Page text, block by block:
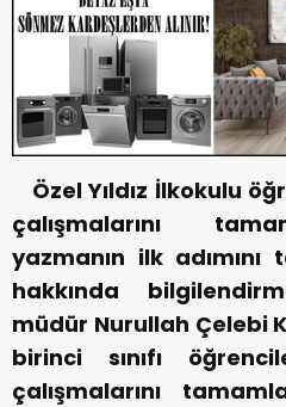
Özel Yıldız İlkokulu
çalışmalarını
yazmanın ilk
hakkında
müdür Nurullah Çelebi
birinci sınıfı
çalışmalarını